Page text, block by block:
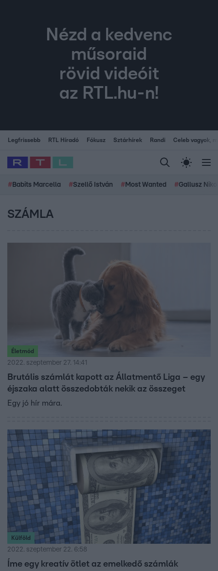
Nézd a kedvenc
műsoraid
rövid videóit
az RTL.hu-n!
Legfrissebb RTL Híradó Fókusz Sztárhírek Randi Celeb vagyok,
# Babits Marcella #Szellő István # Most Wanted #Gallusz
SZÁMLA
Életmód
2022. szeptember 27. 14:41
Brutális számlát kapott az Állatmentő Liga – egy
éjszaka alatt összedobták nekik az összeget
Egy jó hír mára.
Külföld
2022. szeptember 22. 6:58
Íme egy kreatív ötlet az emelkedő számlák